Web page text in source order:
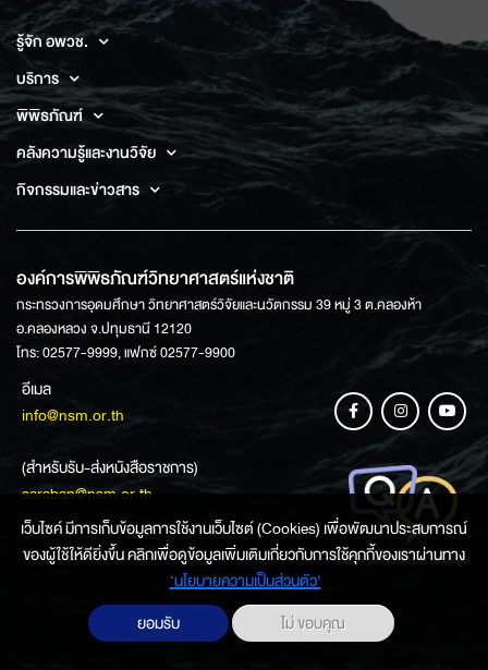
รู้จัก อพวช.
บริการ
พิพิธภัณฑ์
คลังความรู้และงานวิจัย
กิจกรรมและข่าวสาร
องค์การพิพิธภัณฑ์วิทยาศาสตร์แห่งชาติ
กระทรวงการอุดมศึกษา วิทยาศาสตร์วิจัยและนวัตกรรม 39 หมู่ 3 ต.คลองห้า
อ.คลองหลวง จ.ปทุมธานี 12120
โทร: 02577-9999, แฟกซ์ 02577-9900
อีเมล
info@nsm.or.th
(สำหรับรับ-ส่งหนังสือราชการ)
saraban@nsm.or.th
ช่องทางการสอบถามข้อมูล
เว็บไซค์ มีการเก็บข้อมูลการใช้งานเว็บไซต์ (Cookies) เพื่อพัฒนาประสบการณ์
ของผู้ใช้ให้ดียิ่งขึ้น คลิกเพื่อดูข้อมูลเพิ่มเติมเกี่ยวกับการใช้คุกกี้ของเราผ่านทาง
‘นโยบายความเป็นส่วนตัว'
ยอมรับ
ไม่ ขอบคุณ